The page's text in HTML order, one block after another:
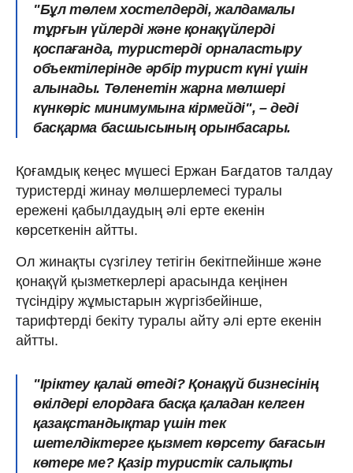
"Бұл төлем хостелдерді, жалдамалы
тұрғын үйлерді және қонақүйлерді
қоспағанда, туристерді орналастыру
объектілерінде әрбір турист күні үшін
алынады. Төленетін жарна мөлшері
күнкөріс минимумына кірмейді", – деді
басқарма басшысының орынбасары.
Қоғамдық кеңес мүшесі Ержан Бағдатов талдау
туристерді жинау мөлшерлемесі туралы
ережені қабылдаудың әлі ерте екенін
көрсеткенін айтты.
Ол жинақты сүзгілеу тетігін бекітпейінше және
қонақүй қызметкерлері арасында кеңінен
түсіндіру жұмыстарын жүргізбейінше,
тарифтерді бекіту туралы айту әлі ерте екенін
айтты.
"Іріктеу қалай өтеді? Қонақүй бизнесінің
өкілдері елордаға басқа қаладан келген
қазақстандықтар үшін тек
шетелдіктерге қызмет көрсету бағасын
көтере ме? Қазір туристік салықты